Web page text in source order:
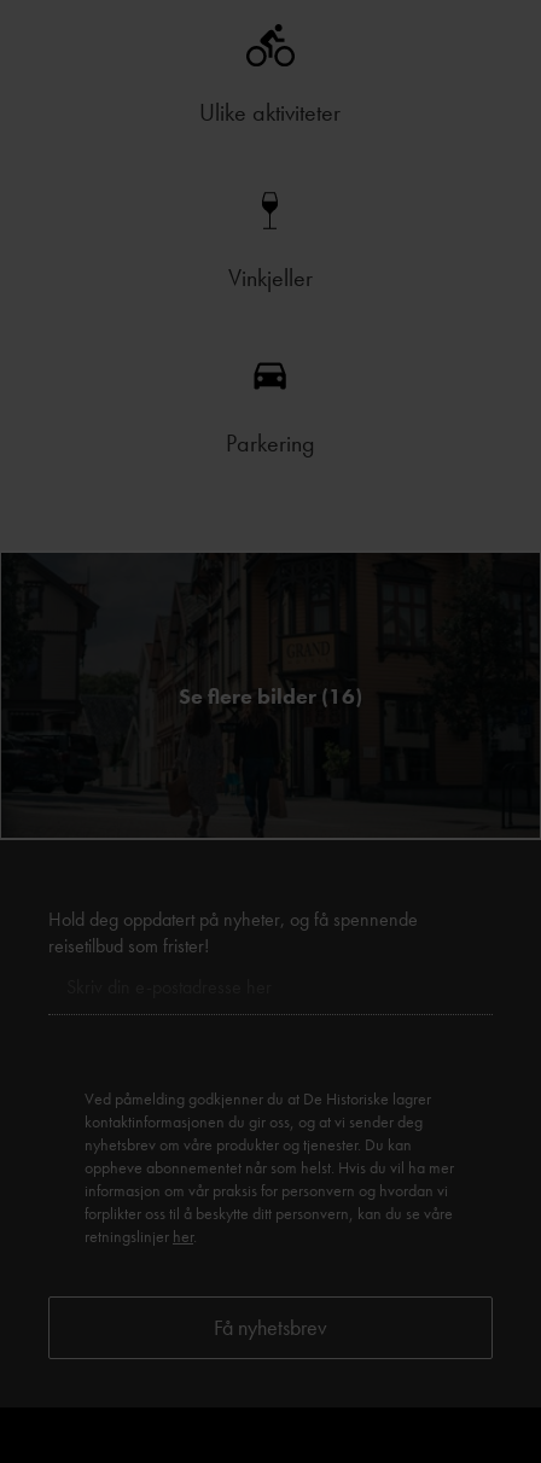
Ulike aktiviteter
Vinkjeller
Parkering
Se flere bilder (16)
Hold deg oppdatert på nyheter, og få spennende
reisetilbud som frister!
Ved påmelding godkjenner du at De Historiske lagrer
kontaktinformasjonen du gir oss, og at vi sender deg
nyhetsbrev om våre produkter og tjenester. Du kan
oppheve abonnementet når som helst. Hvis du vil ha mer
informasjon om vår praksis for personvern og hvordan vi
forplikter oss til å beskytte ditt personvern, kan du se våre
retningslinjer her.